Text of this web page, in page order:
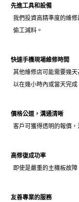
先進工具和設備
我們投資高精準度的維
偷工減料。
快速手機現場維修時間
其他維修店可能需要幾
以在幾小時內或當天完成
價格公道，溝通清晰
客戶可獲得透明的報價
高修復成功率
即使是嚴重的主機板故
友善專業的服務